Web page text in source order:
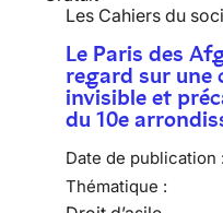
Les Cahiers du
Le Paris des
regard sur une
invisible et
du 10e
Date de publication :
Thématique :